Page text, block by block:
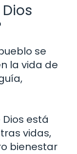
se
la vida de
está
vidas,
bienestar